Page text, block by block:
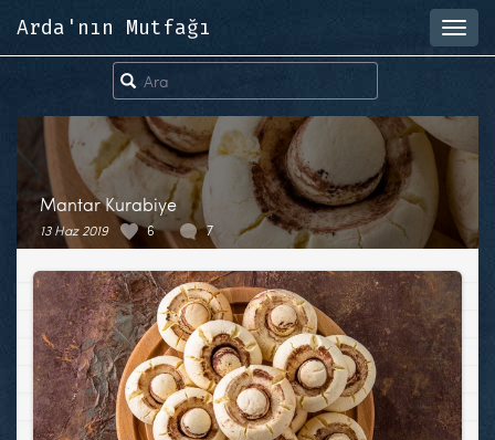
Arda'nın Mutfağı
Mantar Kurabiye
13 Haz 2019 6 7